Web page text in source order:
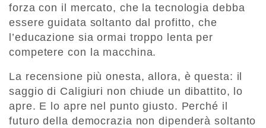
forza con il mercato, che la tecnologia debba
essere guidata soltanto dal profitto, che
l’educazione sia ormai troppo lenta per
competere con la macchina.
La recensione più onesta, allora, è questa: il
saggio di Caligiuri non chiude un dibattito, lo
apre. E lo apre nel punto giusto. Perché il
futuro della democrazia non dipenderà soltanto